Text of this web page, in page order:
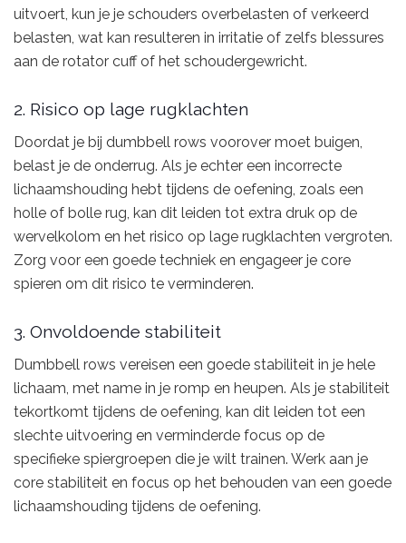
uitvoert, kun je je schouders overbelasten of verkeerd
belasten, wat kan resulteren in irritatie of zelfs blessures
aan de rotator cuff of het schoudergewricht.
2. Risico op lage rugklachten
Doordat je bij dumbbell rows voorover moet buigen,
belast je de onderrug. Als je echter een incorrecte
lichaamshouding hebt tijdens de oefening, zoals een
holle of bolle rug, kan dit leiden tot extra druk op de
wervelkolom en het risico op lage rugklachten vergroten.
Zorg voor een goede techniek en engageer je core
spieren om dit risico te verminderen.
3. Onvoldoende stabiliteit
Dumbbell rows vereisen een goede stabiliteit in je hele
lichaam, met name in je romp en heupen. Als je stabiliteit
tekortkomt tijdens de oefening, kan dit leiden tot een
slechte uitvoering en verminderde focus op de
specifieke spiergroepen die je wilt trainen. Werk aan je
core stabiliteit en focus op het behouden van een goede
lichaamshouding tijdens de oefening.